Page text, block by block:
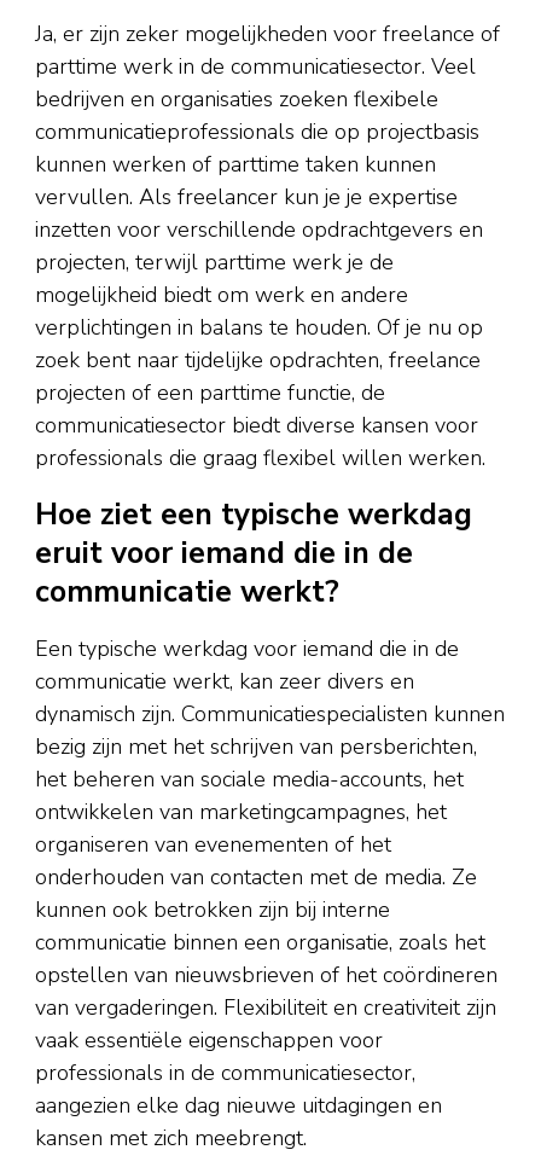
Ja, er zijn zeker mogelijkheden voor freelance of
parttime werk in de communicatiesector. Veel
bedrijven en organisaties zoeken flexibele
communicatieprofessionals die op projectbasis
kunnen werken of parttime taken kunnen
vervullen. Als freelancer kun je je expertise
inzetten voor verschillende opdrachtgevers en
projecten, terwijl parttime werk je de
mogelijkheid biedt om werk en andere
verplichtingen in balans te houden. Of je nu op
zoek bent naar tijdelijke opdrachten, freelance
projecten of een parttime functie, de
communicatiesector biedt diverse kansen voor
professionals die graag flexibel willen werken.
Hoe ziet een typische werkdag
eruit voor iemand die in de
communicatie werkt?
Een typische werkdag voor iemand die in de
communicatie werkt, kan zeer divers en
dynamisch zijn. Communicatiespecialisten kunnen
bezig zijn met het schrijven van persberichten,
het beheren van sociale media-accounts, het
ontwikkelen van marketingcampagnes, het
organiseren van evenementen of het
onderhouden van contacten met de media. Ze
kunnen ook betrokken zijn bij interne
communicatie binnen een organisatie, zoals het
opstellen van nieuwsbrieven of het coördineren
van vergaderingen. Flexibiliteit en creativiteit zijn
vaak essentiële eigenschappen voor
professionals in de communicatiesector,
aangezien elke dag nieuwe uitdagingen en
kansen met zich meebrengt.